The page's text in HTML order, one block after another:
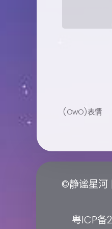
(OwO)表情
©静谧星河
粤ICP备